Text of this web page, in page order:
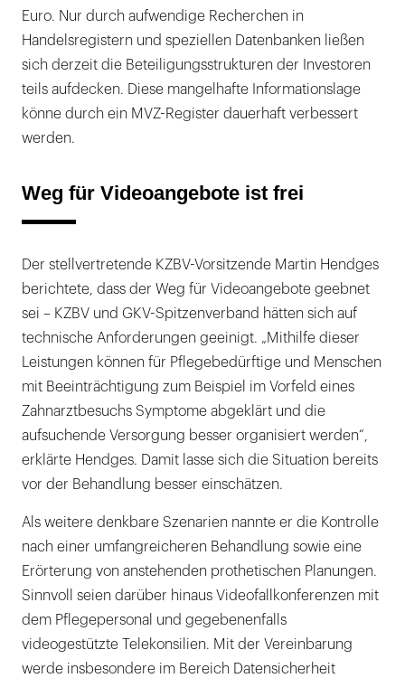
Euro. Nur durch aufwendige Recherchen in
Handelsregistern und speziellen Datenbanken ließen
sich derzeit die Beteiligungsstrukturen der Investoren
teils aufdecken. Diese mangelhafte Informationslage
könne durch ein MVZ-Register dauerhaft verbessert
werden.
Weg für Videoangebote ist frei
Der stellvertretende KZBV-Vorsitzende Martin Hendges
berichtete, dass der Weg für Videoangebote geebnet
sei – KZBV und GKV-Spitzenverband hätten sich auf
technische Anforderungen geeinigt. „Mithilfe dieser
Leistungen können für Pflegebedürftige und Menschen
mit Beeinträchtigung zum Beispiel im Vorfeld eines
Zahnarztbesuchs Symptome abgeklärt und die
aufsuchende Versorgung besser organisiert werden“,
erklärte Hendges. Damit lasse sich die Situation bereits
vor der Behandlung besser einschätzen.
Als weitere denkbare Szenarien nannte er die Kontrolle
nach einer umfangreicheren Behandlung sowie eine
Erörterung von anstehenden prothetischen Planungen.
Sinnvoll seien darüber hinaus Videofallkonferenzen mit
dem Pflegepersonal und gegebenenfalls
videogestützte Telekonsilien. Mit der Vereinbarung
werde insbesondere im Bereich Datensicherheit